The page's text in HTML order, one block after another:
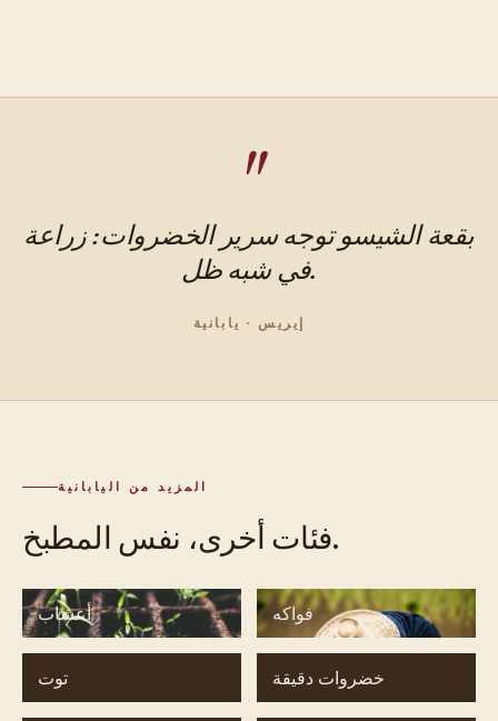
بقعة الشيسو توجه سرير الخضروات: زراعة
في شبه ظل.
إيريس · يابانية
المزيد من اليابانية
فئات أخرى، نفس المطبخ.
أعشاب فواكه
توت خضروات دقيقة